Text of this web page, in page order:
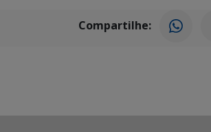
Compartilhe: